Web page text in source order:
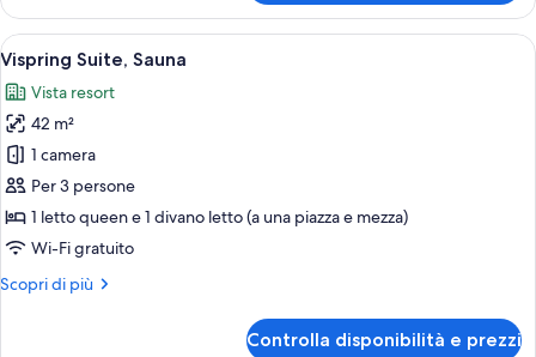
Suite,
Sauna
Apri
tutte
le
foto
per
Vispring
Suite,
Sauna
Un soggiorno moderno con divano,
10
Vispring Suite, Sauna
Vista resort
42 m²
1 camera
Per 3 persone
1 letto queen e 1 divano letto (a una piazza e mezza)
Wi-Fi gratuito
Scopri di più
Altri
Controlla disponibilità e prezzi